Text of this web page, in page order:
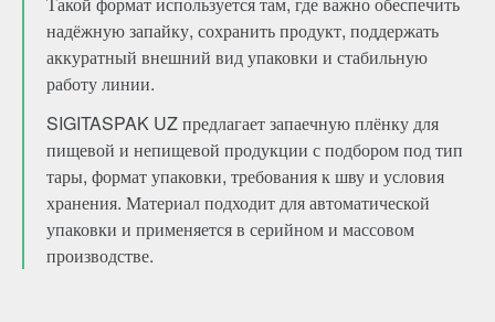
надёжную запайку, сохранить продукт, поддержать
аккуратный внешний вид упаковки и стабильную
работу линии.
SIGITASPAK UZ предлагает запаечную плёнку для
пищевой и непищевой продукции с подбором под тип
тары, формат упаковки, требования к шву и условия
хранения. Материал подходит для автоматической
упаковки и применяется в серийном и массовом
производстве.